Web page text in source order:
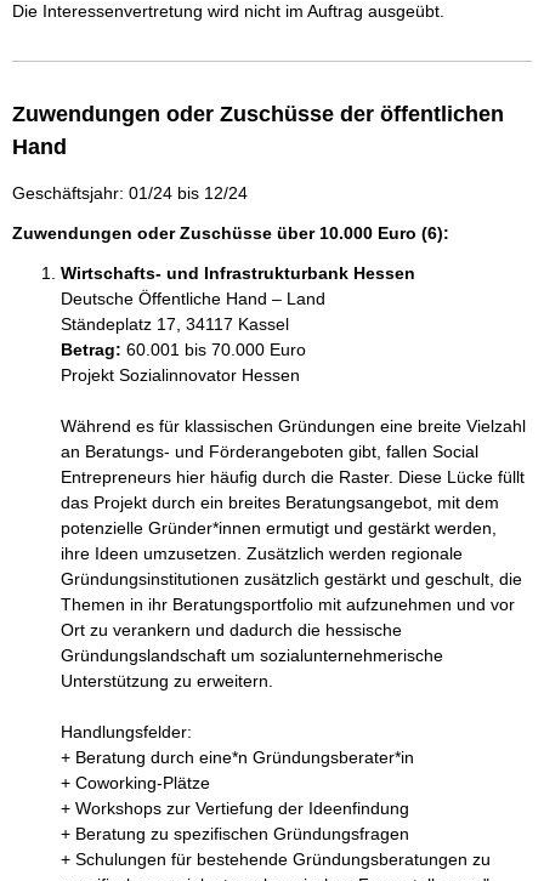
Die Interessenvertretung wird nicht im Auftrag ausgeübt.
Zuwendungen oder Zuschüsse der öffentlichen
Hand
Geschäftsjahr: 01/24 bis 12/24
Zuwendungen oder Zuschüsse über 10.000 Euro (6):
Wirtschafts- und Infrastrukturbank Hessen
Deutsche Öffentliche Hand – Land
Ständeplatz 17, 34117 Kassel
Betrag: 60.001 bis 70.000 Euro
Projekt Sozialinnovator Hessen
Während es für klassischen Gründungen eine breite Vielzahl
an Beratungs- und Förderangeboten gibt, fallen Social
Entrepreneurs hier häufig durch die Raster. Diese Lücke füllt
das Projekt durch ein breites Beratungsangebot, mit dem
potenzielle Gründer*innen ermutigt und gestärkt werden,
ihre Ideen umzusetzen. Zusätzlich werden regionale
Gründungsinstitutionen zusätzlich gestärkt und geschult, die
Themen in ihr Beratungsportfolio mit aufzunehmen und vor
Ort zu verankern und dadurch die hessische
Gründungslandschaft um sozialunternehmerische
Unterstützung zu erweitern.
Handlungsfelder:
+ Beratung durch eine*n Gründungsberater*in
+ Coworking-Plätze
+ Workshops zur Vertiefung der Ideenfindung
+ Beratung zu spezifischen Gründungsfragen
+ Schulungen für bestehende Gründungsberatungen zu